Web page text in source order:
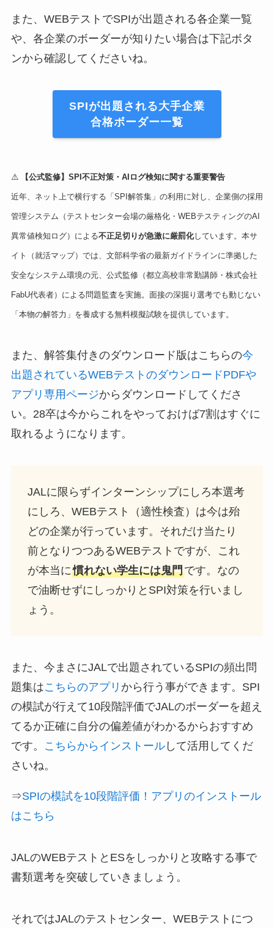
また、WEBテストでSPIが出題される各企業一覧
や、各企業のボーダーが知りたい場合は下記ボタ
ンから確認してくださいね。
SPIが出題される大手企業
合格ボーダー一覧
⚠️ 【公式監修】SPI不正対策・AIログ検知に関する重要警告
近年、ネット上で横行する「SPI解答集」の利用に対し、企業側の採用
管理システム（テストセンター会場の厳格化・WEBテスティングのAI
異常値検知ログ）による不正足切りが急激に厳罰化しています。本サ
イト（就活マップ）では、文部科学省の最新ガイドラインに準拠した
安全なシステム環境の元、公式監修（都立高校非常勤講師・株式会社
FabU代表者）による問題監査を実施。面接の深掘り選考でも動じない
「本物の解答力」を養成する無料模擬試験を提供しています。
また、解答集付きのダウンロード版はこちらの今
出題されているWEBテストのダウンロードPDFや
アプリ専用ページからダウンロードしてくださ
い。28卒は今からこれをやっておけば7割はすぐに
取れるようになります。
JALに限らずインターンシップにしろ本選考
にしろ、WEBテスト（適性検査）は今は殆
どの企業が行っています。それだけ当たり
前となりつつあるWEBテストですが、これ
が本当に慣れない学生には鬼門です。なの
で油断せずにしっかりとSPI対策を行いまし
ょう。
また、今まさにJALで出題されているSPIの頻出問
題集はこちらのアプリ から行う事ができます。SPI
の模試が行えて10段階評価でJALのボーダーを超え
てるか正確に自分の偏差値がわかるからおすすめ
です。
こちらからインストールして活用してくだ
さいね。
⇒SPIの模試を10段階評価！アプリのインストール
はこちら
JALのWEBテストとESをしっかりと攻略する事で
書類選考を突破していきましょう。
それではJALのテストセンター、WEBテストにつ